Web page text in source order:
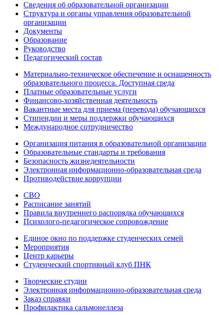
Сведения об образовательной организации
Структура и органы управления образовательной
организации
Документы
Образование
Руководство
Педагогический состав
Материально-техническое обеспечение и оснащенность
образовательного процесса. Доступная среда
Платные образовательные услуги
Финансово-хозяйственная деятельность
Вакантные места для приема (перевода) обучающихся
Стипендии и меры поддержки обучающихся
Международное сотрудничество
Организация питания в образовательной организации
Образовательные стандарты и требования
Безопасность жизнедеятельности
Электронная информационно-образовательная среда
Противодействие коррупции
СВО
Расписание занятий
Правила внутреннего распорядка обучающихся
Психолого-педагогическое сопровождение
Единое окно по поддержке студенческих семей
Мероприятия
Центр карьеры
Студенческий спортивный клуб ПНК
Творческие студии
Электронная информационно-образовательная среда
Заказ справки
Профилактика сальмонеллеза